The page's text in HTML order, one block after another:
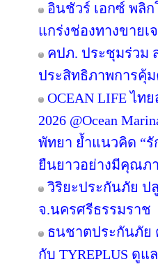
อินชัวร์ เอกซ์ พลิ
แกร่งช่องทางขาย
คปภ. ประชุมร่วม
ประสิทธิภาพการคุ้
OCEAN LIFE ไท
2026 @Ocean
พัทยา ย้ำแนวคิด “รั
ยืนยาวอย่างมีคุณภ
วิริยะประกันภัย ป
จ.นครศรีธรรมราช
ธนชาตประกันภัย
กับ TYREPLUS ดู